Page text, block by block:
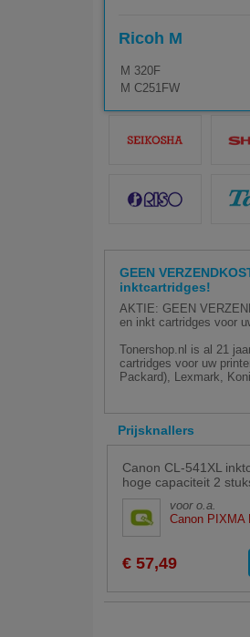
Ricoh M
M 320F
M C251FW
GEEN
inktcartridges!
AKTIE: GEEN
en inkt cartridges voor
Tonershop.nl is al 21
cartridges voor uw
Packard), Lexmark,
Prijsknallers
Canon CL-541XL
hoge capaciteit 2
voor o.a.
Canon PIXMA
€ 57,49